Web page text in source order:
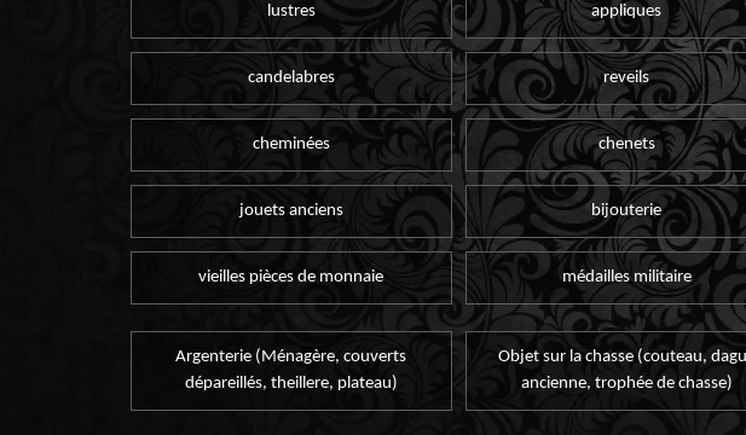
lustres appliques
candelabres reveils
cheminées chenets
jouets anciens bijouterie
vieilles pièces de monnaie médailles militaire
Argenterie (Ménagère, couverts
dépareillés, theillere, plateau)
Objet sur la chasse (couteau,
ancienne, trophée de chasse)